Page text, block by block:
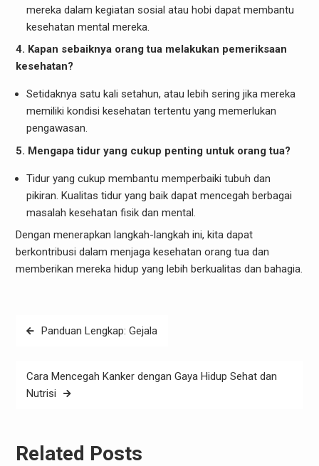
mereka dalam kegiatan sosial atau hobi dapat membantu
kesehatan mental mereka.
4. Kapan sebaiknya orang tua melakukan pemeriksaan
kesehatan?
Setidaknya satu kali setahun, atau lebih sering jika mereka
memiliki kondisi kesehatan tertentu yang memerlukan
pengawasan.
5. Mengapa tidur yang cukup penting untuk orang tua?
Tidur yang cukup membantu memperbaiki tubuh dan
pikiran. Kualitas tidur yang baik dapat mencegah berbagai
masalah kesehatan fisik dan mental.
Dengan menerapkan langkah-langkah ini, kita dapat
berkontribusi dalam menjaga kesehatan orang tua dan
memberikan mereka hidup yang lebih berkualitas dan bahagia.
PostPanduan Lengkap: Gejala
Cara Mencegah Kanker dengan Gaya Hidup Sehat dan
Nutrisi
Related Posts